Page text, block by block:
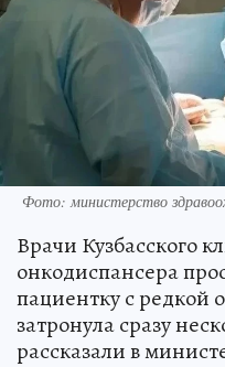
Фото: министерство
Врачи Кузбасского
онкодиспансера
пациентку с редкой
затронула сразу
рассказали в